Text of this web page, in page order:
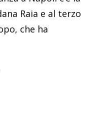
Raia e al terzo
che ha